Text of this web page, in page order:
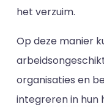
het verzuim.
Op deze manier
organisaties en
integreren in hun